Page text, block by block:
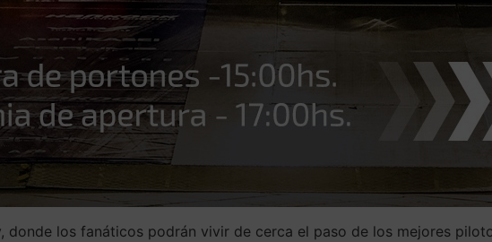
los fanáticos podrán vivir de cerca el paso de los mejores